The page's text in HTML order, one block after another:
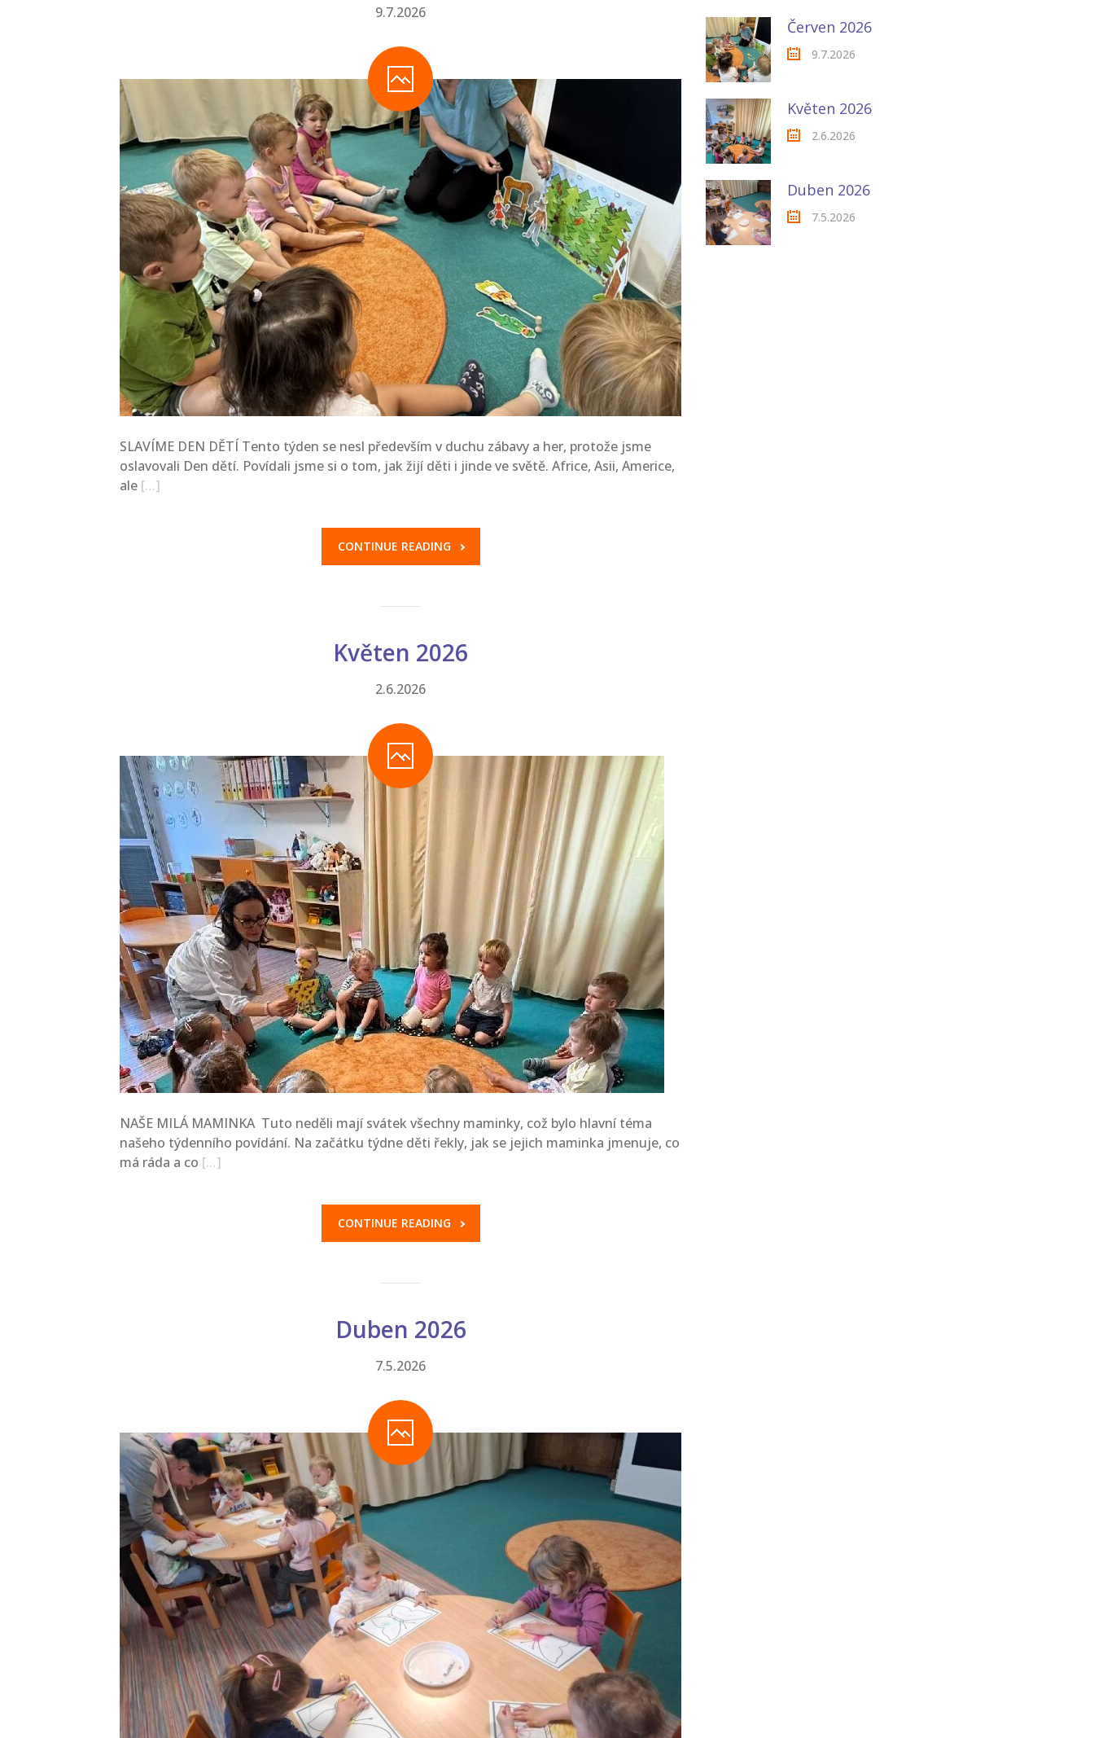
9.7.2026
SLAVÍME DEN DĚTÍ Tento týden se nesl především v duchu zábavy a her, protože jsme
oslavovali Den dětí. Povídali jsme si o tom, jak žijí děti i jinde ve světě. Africe, Asii, Americe,
ale […]
CONTINUE READING
Květen 2026
2.6.2026
NAŠE MILÁ MAMINKA Tuto neděli mají svátek všechny maminky, což bylo hlavní téma
našeho týdenního povídání. Na začátku týdne děti řekly, jak se jejich maminka jmenuje, co
má ráda a co […]
CONTINUE READING
Duben 2026
7.5.2026
Červen 2026
9.7.2026
Květen 2026
2.6.2026
Duben 2026
7.5.2026